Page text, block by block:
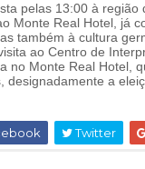
pelas 13:00 à
Monte Real Hotel, já
também à cultura
ao Centro de
no Monte Real Hotel,
a
Twitter